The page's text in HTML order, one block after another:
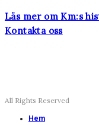
Läs mer om Km:s
Kontakta oss
All Rights Reserved
Hem